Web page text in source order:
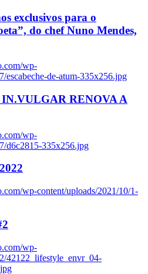
exclusivos para o
do chef Nuno Mendes,
wp-
escabeche-de-atum-335x256.jpg
RENOVA A
wp-
d6c2815-335x256.jpg
wp-content/uploads/2021/10/1-
wp-
42122_lifestyle_envr_04-